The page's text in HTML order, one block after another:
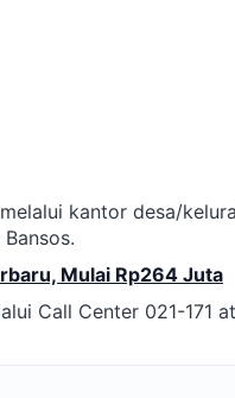
kantor desa/
Mulai Rp264 Juta
Call Center 021-171